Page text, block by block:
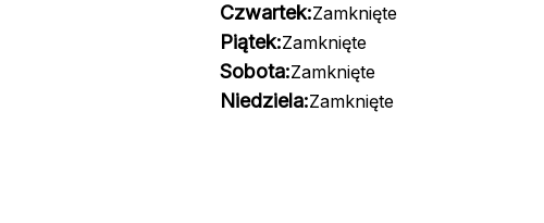
Czwartek:Zamknięte
Piątek:Zamknięte
Sobota:Zamknięte
Niedziela:Zamknięte